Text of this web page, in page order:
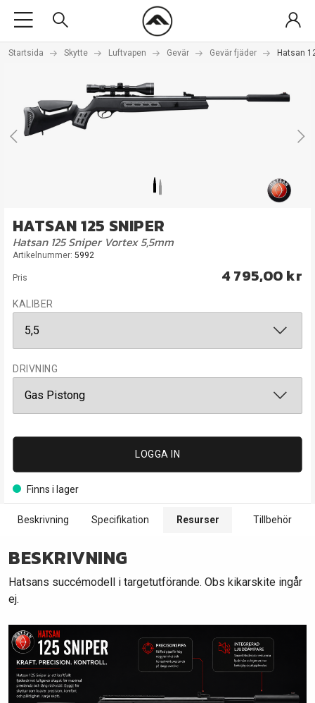
Startsida Skytte Luftvapen Gevär Gevär fjäder Hatsan
HATSAN 125 SNIPER
Hatsan 125 Sniper Vortex 5,5mm
Artikelnummer: 5992
Pris 4 795,00 kr
KALIBER
DRIVNING
LOGGA IN
Finns i lager
Beskrivning Specifikation Resurser Tillbehör
BESKRIVNING
Hatsans succémodell i targetutförande. Obs kikarskite ingår
ej.